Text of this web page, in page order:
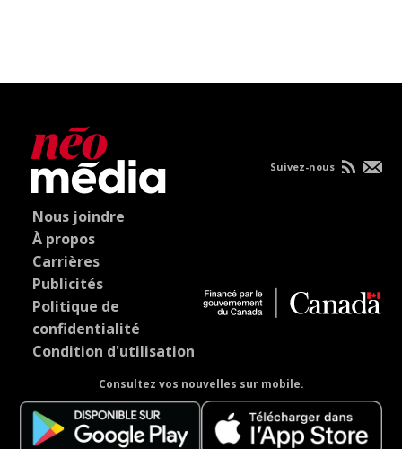
Nous joindre
À propos
Carrières
Publicités
Politique de
confidentialité
Condition d'utilisation
Consultez vos nouvelles sur mobile.
Suivez-nous